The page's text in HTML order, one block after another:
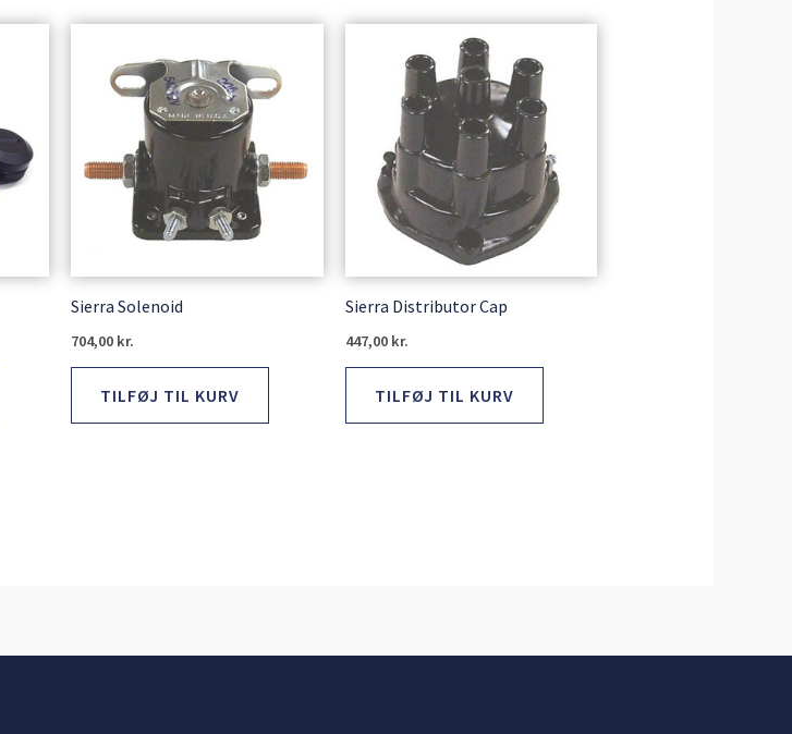
Sierra Solenoid
704,00 kr.
TILFØJ TIL KURV
Sierra Distributor Cap
447,00 kr.
TILFØJ TIL KURV